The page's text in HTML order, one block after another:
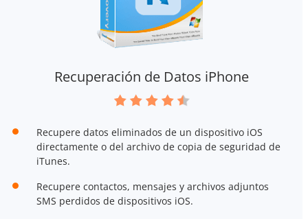
Recuperación de Datos iPhone
Recupere datos eliminados de un dispositivo iOS
directamente o del archivo de copia de seguridad de
iTunes.
Recupere contactos, mensajes y archivos adjuntos
SMS perdidos de dispositivos iOS.